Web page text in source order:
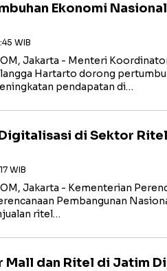
Ekonomi
WIB
Jakarta - Menteri
Hartarto dorong
pendapatan di…
di Sektor
WIB
Jakarta - Kementerian
Pembangunan
ritel…
Mall dan Ritel di Jatim